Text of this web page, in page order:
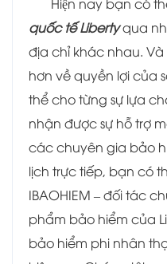
quốc tế Libertyqua
địa chỉ khác nhau. Và
hơn về quyền lợi của
thể cho từng sự lựa
nhận được sự hỗ trợ
các chuyên gia bảo
lịch trực tiếp, bạn có
IBAOHIEM – đối tác
phẩm bảo hiểm của
bảo hiểm phi nhân